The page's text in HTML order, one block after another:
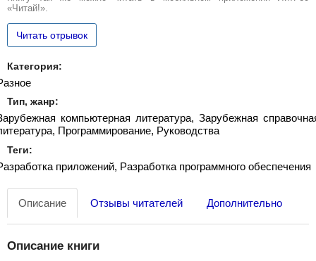
«Читай!».
Читать отрывок
Категория:
Тип, жанр:
компьютерная литература, Зарубежная
Программирование, Руководства
Теги:
приложений, Разработка программного обеспечения
Описание Отзывы читателей Дополнительно
Описание книги